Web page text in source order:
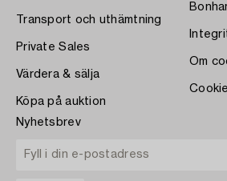
Transport och uthämtning
Private Sales
Värdera & sälja
Köpa på auktion
Om
Nyhetsbrev